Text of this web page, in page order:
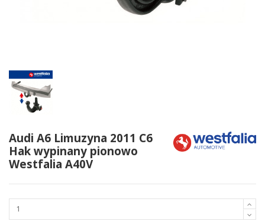
Audi A6 Limuzyna 2011 C6
Hak wypinany pionowo
Westfalia A40V